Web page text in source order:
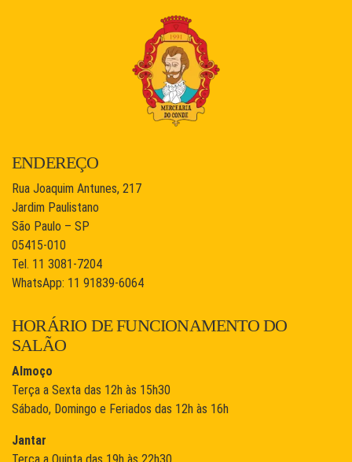
ENDEREÇO
Rua Joaquim Antunes, 217
Jardim Paulistano
São Paulo – SP
05415-010
Tel. 11 3081-7204
WhatsApp: 11 91839-6064
HORÁRIO DE FUNCIONAMENTO DO
SALÃO
Almoço
Terça a Sexta das 12h às 15h30
Sábado, Domingo e Feriados das 12h às 16h
Jantar